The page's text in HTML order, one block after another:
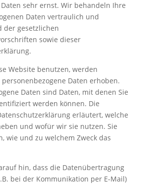
sehr ernst. Wir behandeln Ihre
Daten vertraulich und
der gesetzlichen
sowie dieser
Website benutzen, werden
Daten erhoben.
Daten sind Daten, mit denen Sie
werden können. Die
erläutert, welche
und wofür wir sie nutzen. Sie
wie und zu welchem Zweck das
hin, dass die Datenübertragung
bei der Kommunikation per E-Mail)